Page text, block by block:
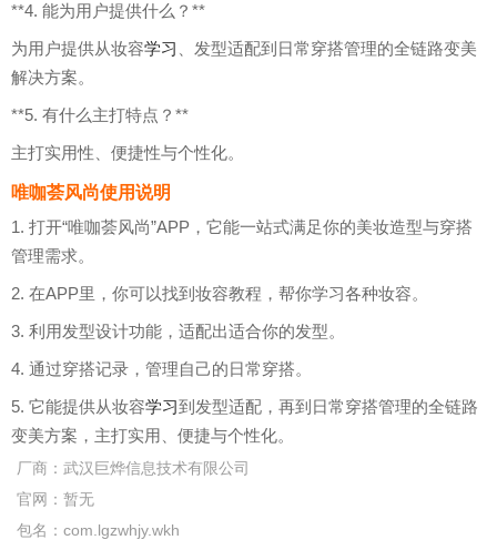
**4. 能为用户提供什么？**
为用户提供从妆容学习
、发型适配到日常穿搭管理的全链路变美
解决方案。
**5. 有什么主打特点？**
主打实用性、便捷性与个性化。
唯咖荟风尚使用说明
1. 打开“唯咖荟风尚”APP，它能一站式满足你的美妆造型与穿搭
管理需求。
2. 在APP里，你可以找到妆容教程，帮你学习各种妆容。
3. 利用发型设计功能，适配出适合你的发型。
4. 通过穿搭记录，管理自己的日常穿搭。
5. 它能提供从妆容学习到发型适配，再到日常穿搭管理的全链路
变美方案，主打实用、便捷与个性化。
厂商： 武汉巨烨信息技术有限公司
官网： 暂无
包名： com.lgzwhjy.wkh